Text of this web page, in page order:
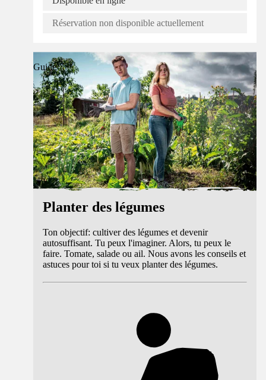
Réservation non disponible actuellement
Guide
Planter des légumes
Ton objectif: cultiver des légumes et devenir
autosuffisant. Tu peux l'imaginer. Alors, tu peux le
faire. Tomate, salade ou ail. Nous avons les conseils et
astuces pour toi si tu veux planter des légumes.